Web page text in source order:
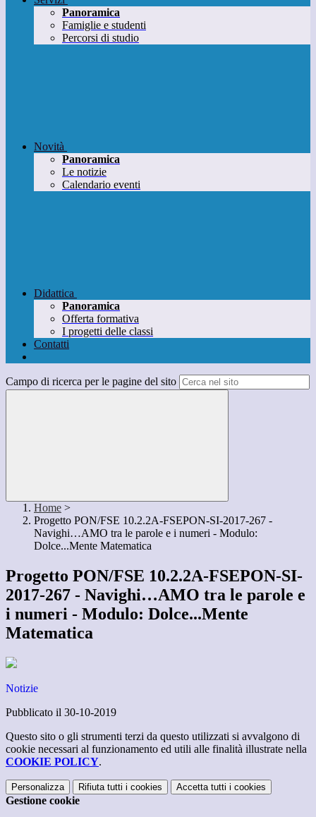
Panoramica
Famiglie e studenti
Percorsi di studio
Novità
Panoramica
Le notizie
Calendario eventi
Didattica
Panoramica
Offerta formativa
I progetti delle classi
Contatti
Campo di ricerca per le pagine del sito
Home >
Progetto PON/FSE 10.2.2A-FSEPON-SI-2017-267 -
Navighi…AMO tra le parole e i numeri - Modulo:
Dolce...Mente Matematica
Progetto PON/FSE 10.2.2A-FSEPON-SI-
2017-267 - Navighi…AMO tra le parole e
i numeri - Modulo: Dolce...Mente
Matematica
Notizie
Pubblicato il 30-10-2019
Questo sito o gli strumenti terzi da questo utilizzati si avvalgono di
cookie necessari al funzionamento ed utili alle finalità illustrate nella
COOKIE POLICY.
Personalizza Rifiuta tutti i cookies Accetta tutti i cookies
Gestione cookie